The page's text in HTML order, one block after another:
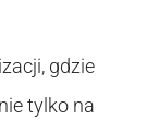
gdzie
tylko na